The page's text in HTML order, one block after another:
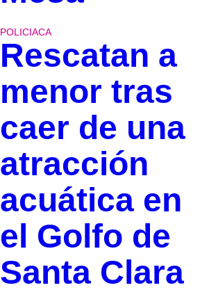
POLICIACA
Rescatan a
menor tras
caer de una
atracción
acuática en
el Golfo de
Santa Clara